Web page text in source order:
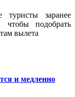
заранее
подобрать
вылета
и медленно